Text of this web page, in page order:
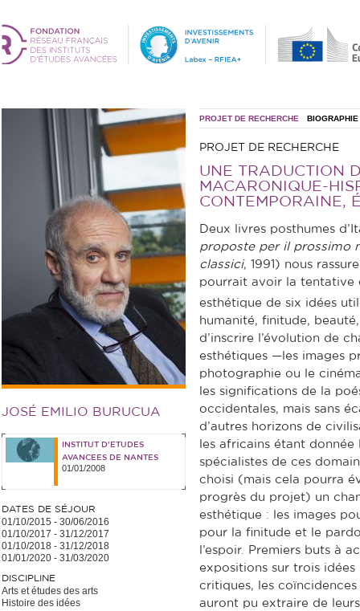
JOSÉ EMILIO BURUCUA
INSTITUT D'ETUDES
AVANCEES DE NANTES
01/01/2008
DATES DE SÉJOUR
01/10/2015 - 30/06/2016
01/10/2017 - 31/12/2017
01/10/2018 - 31/12/2018
01/01/2020 - 31/03/2020
DISCIPLINE
Arts et études des arts
Histoire des idées
PROJET DE RECHERCHE BIOGRAPHIE
PROJET DE RECHERCHE
UNE TRADUCTION
MACARONIQUE-
CONTEMPORAINE,
Deux livres posthumes
proposte per il prossimo
classici, 1991) nous
pourrait avoir la tentative
esthétique de six idées
humanité, finitude,
d’inscrire l’évolution de
esthétiques —les images
photographie ou le
les significations de la
occidentales, mais sans
d’autres horizons de
les africains étant
spécialistes de ces
choisi (mais cela pourra
progrès du projet) un
esthétique : les images
pour la finitude et le
l’espoir. Premiers buts à
expositions sur trois
critiques, les
auront pu extraire de